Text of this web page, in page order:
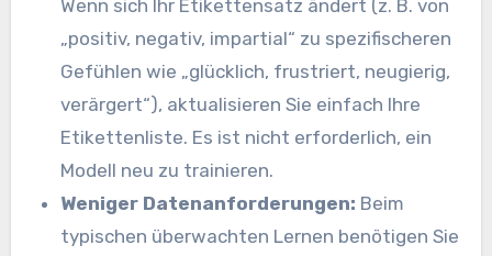
Wenn sich Ihr Etikettensatz ändert (z. B. von
„positiv, negativ, impartial“ zu spezifischeren
Gefühlen wie „glücklich, frustriert, neugierig,
verärgert“), aktualisieren Sie einfach Ihre
Etikettenliste. Es ist nicht erforderlich, ein
Modell neu zu trainieren.
Weniger Datenanforderungen: Beim
typischen überwachten Lernen benötigen Sie